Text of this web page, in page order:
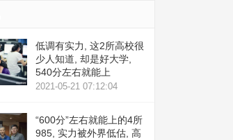
低调有实力, 这2所高校很
少人知道, 却是好大学,
540分左右就能上
2021-05-21 07:12:04
“600分”左右就能上的4所
985, 实力被外界低估, 高